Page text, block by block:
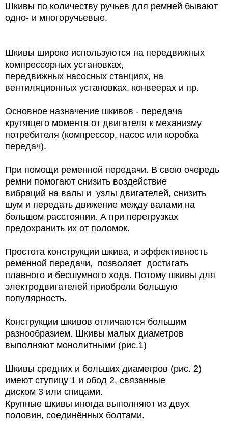
Шкивы по количеству ручьев для ремней бывают
одно- и многоручьевые.
Шкивы широко используются на передвижных
компрессорных установках,
передвижных насосных станциях, на
вентиляционных установках, конвеерах и пр.
Основное назначение шкивов - передача
крутящего момента от двигателя к механизму
потребителя (компрессор, насос или коробка
передач).
При помощи ременной передачи. В свою очередь
ремни помогают снизить воздействие
вибраций на валы и узлы двигателей, снизить
шум и передать движение между валами на
большом расстоянии. А при перегрузках
предохранить их от поломок.
Простота конструкции шкива, и эффективность
ременной передачи, позволяет достигать
плавного и бесшумного хода. Потому шкивы для
электродвигателей приобрели большую
популярность.
Конструкции шкивов отличаются большим
разнообразием. Шкивы малых диаметров
выполняют монолитными (рис.1)
Шкивы средних и больших диаметров (рис. 2)
имеют ступицу 1 и обод 2, связанные
диском 3 или спицами.
Крупные шкивы иногда выполняют из двух
половин, соединённых болтами.